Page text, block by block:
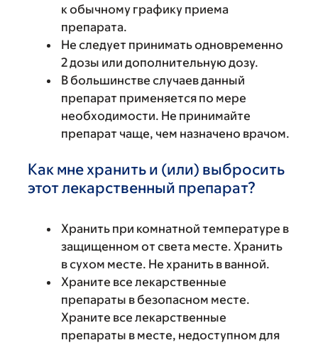
к обычному графику приема
препарата.
Не следует принимать одновременно
2 дозы или дополнительную дозу.
В большинстве случаев данный
препарат применяется по мере
необходимости. Не принимайте
препарат чаще, чем назначено врачом.
Как мне хранить и (или) выбросить
этот лекарственный препарат?
Хранить при комнатной температуре в
защищенном от света месте. Хранить
в сухом месте. Не хранить в ванной.
Храните все лекарственные
препараты в безопасном месте.
Храните все лекарственные
препараты в месте, недоступном для